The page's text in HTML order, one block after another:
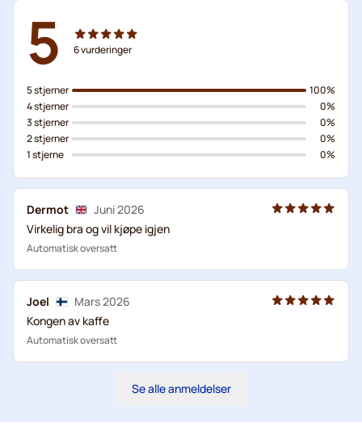
5 6vurderinger
5 stjerner
4 stjerner
3 stjerner
2 stjerner
1 stjerne
100%
0%
0%
0%
0%
Dermot
Juni 2026
Virkelig bra og vil kjøpe igjen
Automatisk oversatt
Joel
Mars 2026
Kongen av kaffe
Automatisk oversatt
Se alle anmeldelser